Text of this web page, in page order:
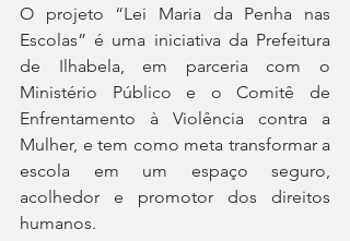
O projeto “Lei Maria da Penha nas
Escolas” é uma iniciativa da Prefeitura
de Ilhabela, em parceria com o
Ministério Público e o Comitê de
Enfrentamento à Violência contra a
Mulher, e tem como meta transformar a
escola em um espaço seguro,
acolhedor e promotor dos direitos
humanos.